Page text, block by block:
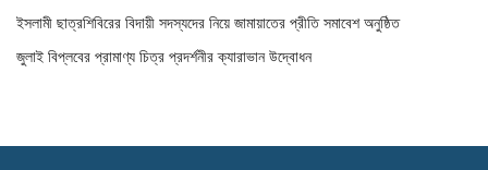
ইসলামী ছাত্রশিবিরের বিদায়ী সদস্যদের নিয়ে জামায়াতের প্রীতি সমাবেশ অনুষ্ঠিত
জুলাই বিপ্লবের প্রামাণ্য চিত্র প্রদর্শনীর ক্যারাভান উদ্বোধন